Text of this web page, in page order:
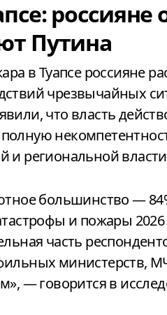
Путина
в Туапсе россияне
чрезвычайных
что власть
и региональной
большинство —
и пожары
часть
министерств,
— говорится в